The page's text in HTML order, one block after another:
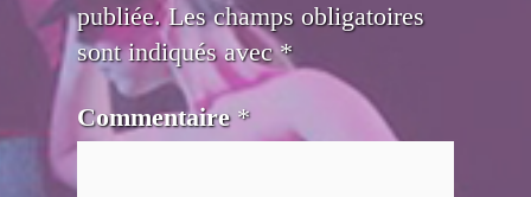
publiée. Les champs obligatoires
sont indiqués avec*
Commentaire *